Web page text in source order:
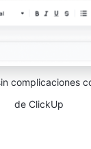
complicaciones
de ClickUp